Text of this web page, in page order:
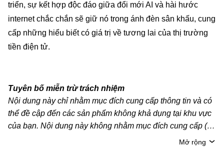
triển, sự kết hợp độc đáo giữa đổi mới AI và hài hước
internet chắc chắn sẽ giữ nó trong ánh đèn sân khấu, cung
cấp những hiểu biết có giá trị về tương lai của thị trường
tiền điện tử.
Tuyên bố miễn trừ trách nhiệm
Nội dung này chỉ nhằm mục đích cung cấp thông tin và có
thể đề cập đến các sản phẩm không khả dụng tại khu vực
của bạn. Nội dung này không nhằm mục đích cung cấp (i)
lời khuyên hoặc khuyến nghị đầu tư; (ii) đề nghị hoặc chào
Mở rộng